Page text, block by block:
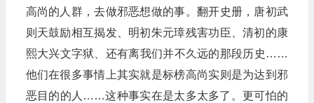
高尚的人群，去做邪恶想做的事。翻开史册，唐初武
则天鼓励相互揭发、明初朱元璋残害功臣、清初的康
熙大兴文字狱、还有离我们并不久远的那段历史……
他们在很多事情上其实就是标榜高尚实则是为达到邪
恶目的的人……这种事实在是太多太多了。更可怕的